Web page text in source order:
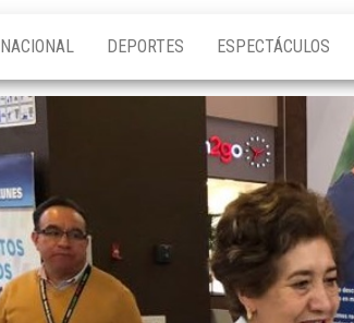
NACIONAL DEPORTES ESPECTÁCULOS